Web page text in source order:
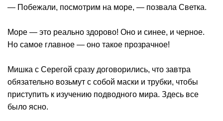
— Побежали, посмотрим на море, — позвала Светка.
Море — это реально здорово! Оно и синее, и черное.
Но самое главное — оно такое прозрачное!
Мишка с Серегой сразу договорились, что завтра
обязательно возьмут с собой маски и трубки, чтобы
приступить к изучению подводного мира. Здесь все
было ясно.